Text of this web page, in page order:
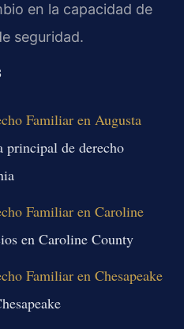
en la capacidad de
seguridad.
Familiar en Augusta
de derecho
Familiar en Caroline
en Caroline County
Familiar en Chesapeake